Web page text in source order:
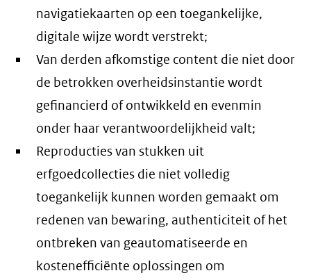
navigatiekaarten op een toegankelijke,
digitale wijze wordt verstrekt;
Van derden afkomstige content die niet door
de betrokken overheidsinstantie wordt
gefinancierd of ontwikkeld en evenmin
onder haar verantwoordelijkheid valt;
Reproducties van stukken uit
erfgoedcollecties die niet volledig
toegankelijk kunnen worden gemaakt om
redenen van bewaring, authenticiteit of het
ontbreken van geautomatiseerde en
kostenefficiënte oplossingen om